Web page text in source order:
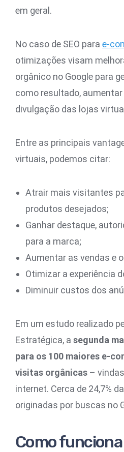
em geral.
No caso de SEO para e-
otimizações visam
orgânico no Google para
como resultado,
divulgação das lojas
Entre as principais
virtuais, podemos citar:
Atrair mais visitantes
produtos desejados;
Ganhar destaque,
para a marca;
Aumentar as vendas e
Otimizar a experiência
Diminuir custos dos
Em um estudo realizado
Estratégica, a segunda
para os 100 maiores e-
visitas orgânicas –
internet. Cerca de 24,7%
originadas por buscas no
Como funciona